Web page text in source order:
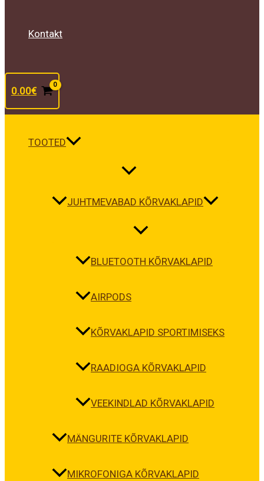
Kontakt
0.00€
TOOTED
JUHTMEVABAD KÕRVAKLAPID
BLUETOOTH KÕRVAKLAPID
AIRPODS
KÕRVAKLAPID SPORTIMISEKS
RAADIOGA KÕRVAKLAPID
VEEKINDLAD KÕRVAKLAPID
MÄNGURITE KÕRVAKLAPID
MIKROFONIGA KÕRVAKLAPID